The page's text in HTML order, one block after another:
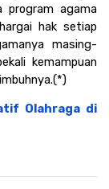
program agama
hak setiap
masing-
kemampuan
Olahraga di